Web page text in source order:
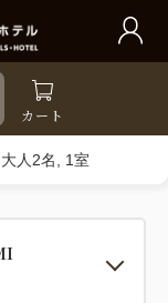
カート
大人2名, 1室